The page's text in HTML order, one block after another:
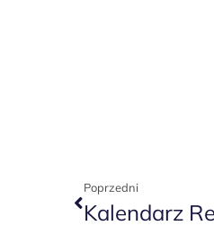
Poprzedni
Kalendarz